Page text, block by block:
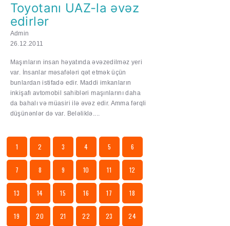
Toyotanı UAZ-la əvəz
edirlər
Admin
26.12.2011
Maşınların insan həyatında əvəzedilməz yeri
var. İnsanlar məsafələri qət etmək üçün
bunlardan istifadə edir. Maddi imkanların
inkişafı avtomobil sahibləri maşınlarını daha
da bahalı və müasiri ilə əvəz edir. Amma fərqli
düşünənlər də var. Beləliklə....
1 2 3 4 5 6
7 8 9 10 11 12
13 14 15 16 17 18
19 20 21 22 23 24